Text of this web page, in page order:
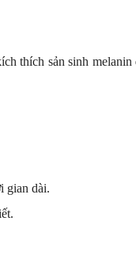
thích sản sinh
gian dài.